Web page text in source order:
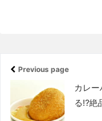
Previous page
カレ
る!?絶